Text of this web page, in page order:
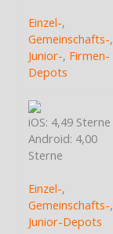
Einzel-,
Gemeinschafts-,
Junior-, Firmen-
Depots
iOS: 4,49 Sterne
Android: 4,00
Sterne
Einzel-,
Gemeinschafts-,
Junior-Depots